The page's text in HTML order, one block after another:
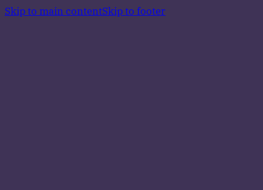
Skip to main contentSkip to footer